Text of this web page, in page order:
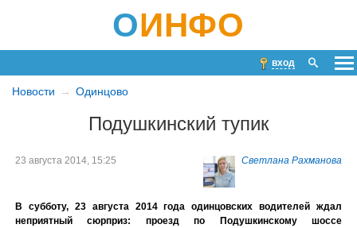
ОИНФО
вход
Новости Одинцово
Подушкинский тупик
Светлана Рахманова
23 августа 2014, 15:25
В субботу, 23 августа 2014 года одинцовских водителей ждал
неприятный сюрприз: проезд по Подушкинскому шоссе